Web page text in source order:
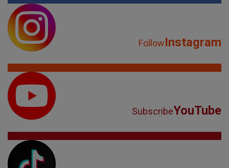
FollowInstagram
SubscribeYouTube